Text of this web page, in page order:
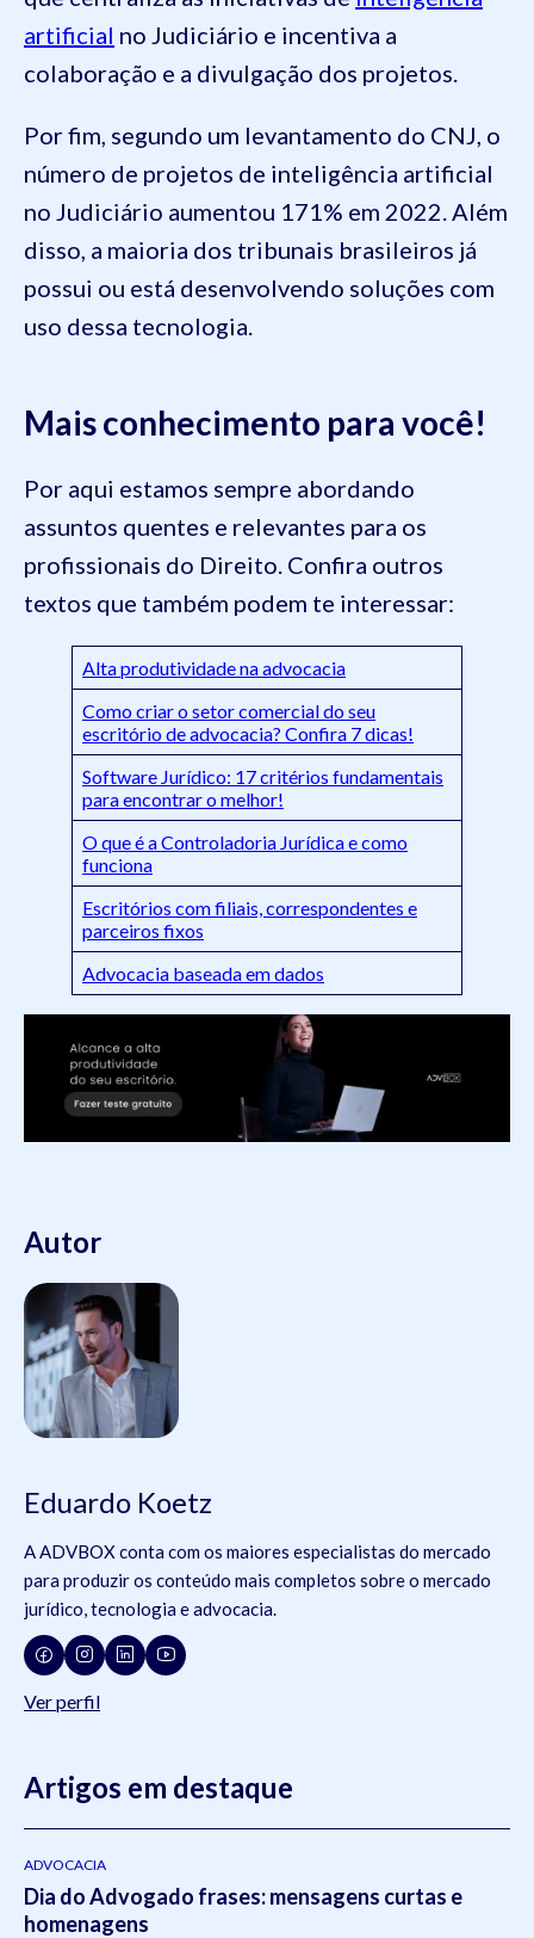
artificial no Judiciário e incentiva a
colaboração e a divulgação dos projetos.
Por fim, segundo um levantamento do CNJ, o
número de projetos de inteligência artificial
no Judiciário aumentou 171% em 2022. Além
disso, a maioria dos tribunais brasileiros já
possui ou está desenvolvendo soluções com
uso dessa tecnologia.
Mais conhecimento para você!
Por aqui estamos sempre abordando
assuntos quentes e relevantes para os
profissionais do Direito. Confira outros
textos que também podem te interessar:
Alta produtividade na advocacia
Como criar o setor comercial do seu
escritório de advocacia? Confira 7 dicas!
Software Jurídico: 17 critérios fundamentais
para encontrar o melhor!
O que é a Controladoria Jurídica e como
funciona
Escritórios com filiais, correspondentes e
parceiros fixos
Advocacia baseada em dados
Autor
Eduardo Koetz
A ADVBOX conta com os maiores especialistas do mercado
para produzir os conteúdo mais completos sobre o mercado
jurídico, tecnologia e advocacia.
Ver perfil
Artigos em destaque
ADVOCACIA
Dia do Advogado frases: mensagens curtas e
homenagens